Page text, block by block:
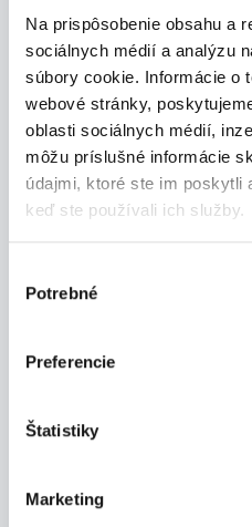
Na prispôsobenie obsahu a
sociálnych médií a analýzu
súbory cookie. Informácie o
webové stránky,
oblasti sociálnych médií,
môžu príslušné informácie
údajmi, ktoré ste im poskytli
keď ste používali ich služby.
súhlasu
Potrebné
Preferencie
Štatistiky
Marketing
Test - prosím
Test - prosím nereagujte
Bardejov
Petra Budinská
Operátor/
- zvoz z
Máš technické myslenie,
Grafton Slovakia s.r.o.